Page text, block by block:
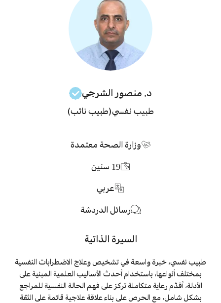
د. منصور الشرجي
طبيب نفسي(طبيب نائب)
وزارة الصحة معتمدة
19 سنين
عربي
رسائل الدردشة
السيرة الذاتية
طبيب نفسي، خبرة واسعة في تشخيص وعلاج الاضطرابات النفسية
بمختلف أنواعها، باستخدام أحدث الأساليب العلمية المبنية على
الأدلة، أقدّم رعاية متكاملة تركز على فهم الحالة النفسية للمراجع
بشكل شامل، مع الحرص على بناء علاقة علاجية قائمة على الثقة